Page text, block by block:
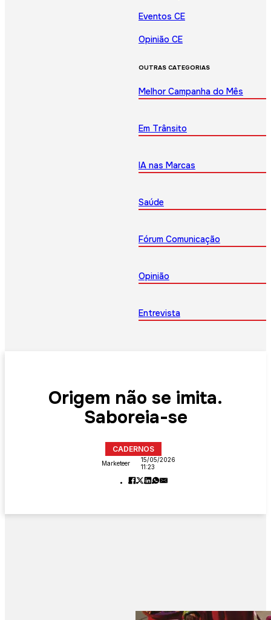
Eventos CE
Opinião CE
OUTRAS CATEGORIAS
Melhor Campanha do Mês
Em Trânsito
IA nas Marcas
Saúde
Fórum Comunicação
Opinião
Entrevista
Origem não se imita.
Saboreia-se
CADERNOS
Marketeer
15/05/2026
11:23